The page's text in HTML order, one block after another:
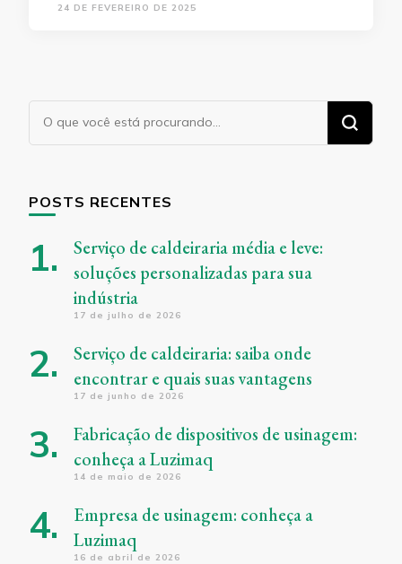
24 DE FEVEREIRO DE 2025
Procurando
algo?
POSTS RECENTES
Serviço de caldeiraria média e leve:
soluções personalizadas para sua
indústria
17 de julho de 2026
Serviço de caldeiraria: saiba onde
encontrar e quais suas vantagens
17 de junho de 2026
Fabricação de dispositivos de usinagem:
conheça a Luzimaq
14 de maio de 2026
Empresa de usinagem: conheça a
Luzimaq
16 de abril de 2026